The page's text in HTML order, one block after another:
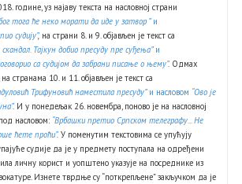
године, уз најаву текста на насловној страни
тога ће неко морати да иде у затвор ”и
судију”,на страни 8. и 9. објављен је текст са
Тајкун добио пресуду пре суђења”и
са судијом да забрани писање о њему”.Одмах
странама 10. и 11. објављен је текст са
Трифуновић наместила пресуду”и насловом “Ово је
.И у понедељак 26. новембра, поново је на насловној
насловом: “Врбашки претио Српском телеграфу... Не
ћете проћи”.У поменутим текстовима се упућују
судије да је у предмету поступала на одређени
личну корист и уопштено указује на посреднике из
Изнете тврдње су “поткрепљене” закључком да је